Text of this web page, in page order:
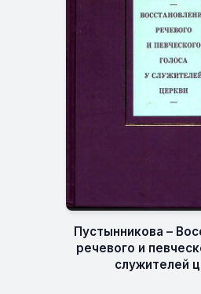
Пустынникова –
речевого и
служителей